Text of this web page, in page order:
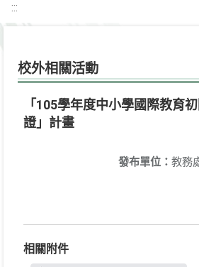
:::
校外相關活動
「105學年度中小學國際教育
證」計畫
發布單位： 教務
相關附件